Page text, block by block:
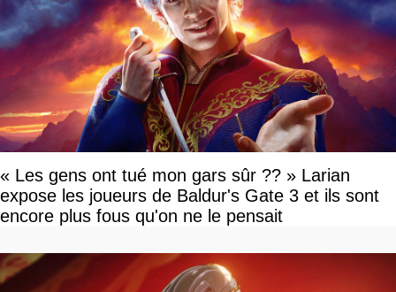
« Les gens ont tué mon gars sûr ?? » Larian
expose les joueurs de Baldur's Gate 3 et ils sont
encore plus fous qu'on ne le pensait